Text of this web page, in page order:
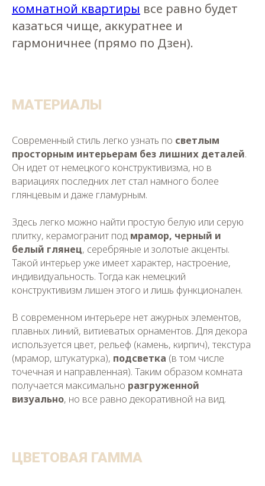
комнатной квартиры все равно будет
казаться чище, аккуратнее и
гармоничнее (прямо по Дзен).
МАТЕРИАЛЫ
Современный стиль легко узнать по светлым
просторным интерьерам без лишних деталей.
Он идет от немецкого конструктивизма, но в
вариациях последних лет стал намного более
глянцевым и даже гламурным.
Здесь легко можно найти простую белую или серую
плитку, керамогранит под мрамор, черный и
белый глянец, серебряные и золотые акценты.
Такой интерьер уже имеет характер, настроение,
индивидуальность. Тогда как немецкий
конструктивизм лишен этого и лишь функционален.
В современном интерьере нет ажурных элементов,
плавных линий, витиеватых орнаментов. Для декора
используется цвет, рельеф (камень, кирпич), текстура
(мрамор, штукатурка), подсветка (в том числе
точечная и направленная). Таким образом комната
получается максимально разгруженной
визуально, но все равно декоративной на вид.
ЦВЕТОВАЯ ГАММА